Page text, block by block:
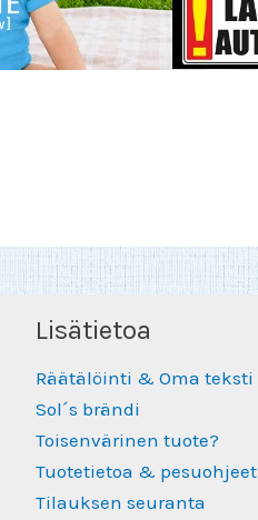
Lisätietoa
Räätälöinti & Oma teksti
Sol´s brändi
Toisenvärinen tuote?
Tuotetietoa & pesuohjeet
Tilauksen seuranta